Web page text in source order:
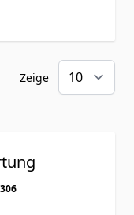
Zeige